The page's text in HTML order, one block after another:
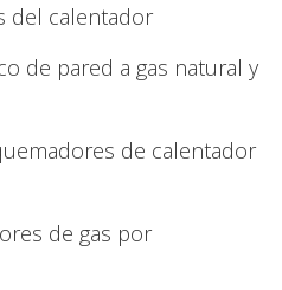
del calentador
de pared a gas natural y
de calentador
de gas por